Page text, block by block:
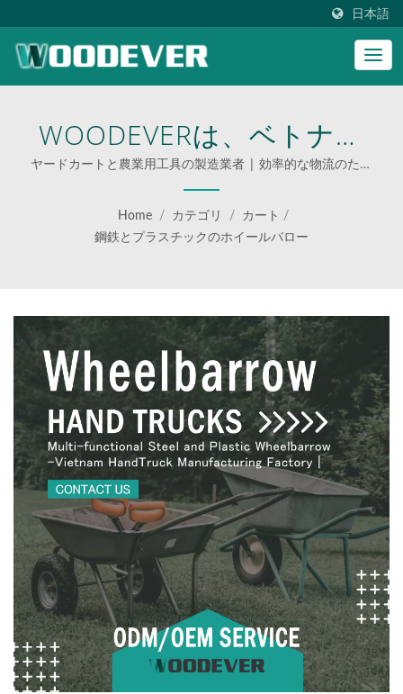
日本語
WOODEVERは、ベトナム
と中国の製造工場に特化し
た手押し車であり、世界の
B2Bトロリー、ハンドトラ
用ガーデンバイヤーに高品
質の手押し車を提供してい
ます。一般的な家庭用およ
び建設現場の物流用途に適
したカスタマイズ可能な
OEMおよびODMサービス
の高い柔軟性を備えていま
す。 | WOODEVERの耐久
性と多用途性に優れたマテ
リアルハンドリング機器を
発見する
ヤードカートと農業用工具の製造業者 | 効率的な物流のため
の多機能カート
Home / カテゴリ / カート /
鋼鉄とプラスチックのホイールバロー